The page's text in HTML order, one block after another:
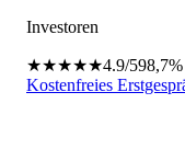
Investoren
★★★★★4.9/598,7%
Kostenfreies